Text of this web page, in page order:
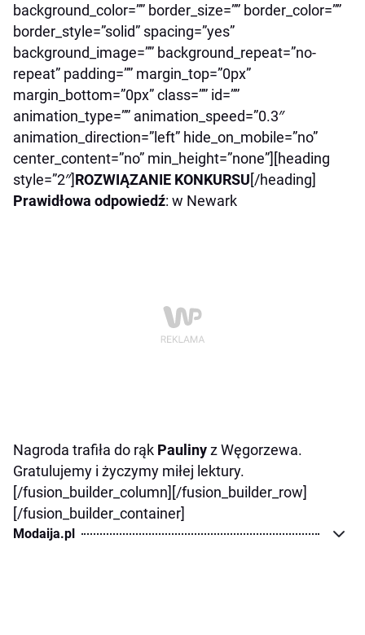
background_color=”” border_size=”” border_color=””
border_style=”solid” spacing=”yes”
background_image=”” background_repeat=”no-
repeat” padding=”” margin_top=”0px”
margin_bottom=”0px” class=”” id=””
animation_type=”” animation_speed=”0.3″
animation_direction=”left” hide_on_mobile=”no”
center_content=”no” min_height=”none”][heading
style=”2″]ROZWIĄZANIE KONKURSU[/heading]
Prawidłowa odpowiedź: w Newark
Nagroda trafiła do rąk Paulinyz Węgorzewa.
Gratulujemy i życzymy miłej lektury.
[/fusion_builder_column][/fusion_builder_row]
[/fusion_builder_container]
Modaija.pl